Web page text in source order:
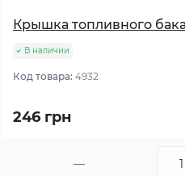
Крышка топливного
В наличии
Код товара: 4932
246 грн